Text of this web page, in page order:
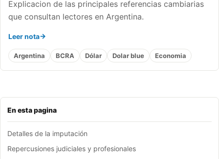
En esta pagina
Detalles de la imputación
Repercusiones judiciales y profesionales
Explicacion de las principales referencias cambiarias
que consultan lectores en Argentina.
Leer nota
Argentina BCRA Dólar Dolar blue Economia